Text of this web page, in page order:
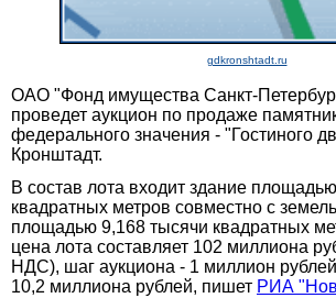
gdkronshtadt.ru
ОАО "Фонд имущества Санкт-
проведет аукцион по продаже
федерального значения - "Гостиного
Кронштадт.
В состав лота входит здание
квадратных метров совместно с
площадью 9,168 тысячи квадратных
цена лота составляет 102 миллиона
НДС), шаг аукциона - 1 миллион
10,2 миллиона рублей, пишет РИА